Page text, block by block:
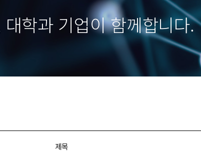
특별회원
가입안내
조직도/연락처
오시는길
대학과 기업이 함께합니다.
제목